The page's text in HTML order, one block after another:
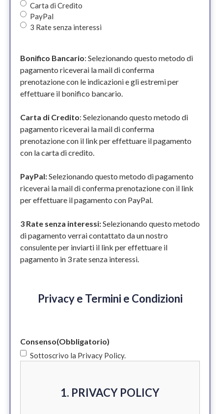
Carta di Credito
PayPal
3 Rate senza interessi
Bonifico Bancario: Selezionando questo metodo di
pagamento riceverai la mail di conferma
prenotazione con le indicazioni e gli estremi per
effettuare il bonifico bancario.
Carta di Credito: Selezionando questo metodo di
pagamento riceverai la mail di conferma
prenotazione con il link per effettuare il pagamento
con la carta di credito.
PayPal:Selezionando questo metodo di pagamento
riceverai la mail di conferma prenotazione con il link
per effettuare il pagamento con PayPal.
3 Rate senza interessi:Selezionando questo metodo
di pagamento verrai contattato da un nostro
consulente per inviarti il link per effettuare il
pagamento in 3 rate senza interessi.
Privacy e Termini e Condizioni
Consenso(Obbligatorio)
Sottoscrivo la Privacy Policy.
1. PRIVACY POLICY